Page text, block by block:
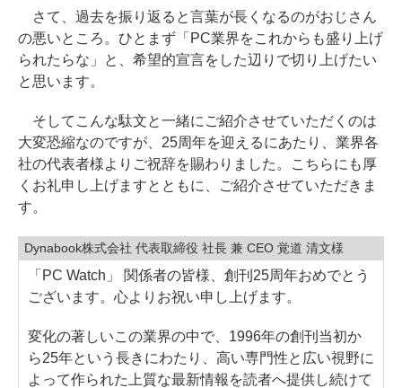
さて、過去を振り返ると言葉が長くなるのがおじさん
の悪いところ。ひとまず「PC業界をこれからも盛り上げ
られたらな」と、希望的宣言をした辺りで切り上げたい
と思います。
そしてこんな駄文と一緒にご紹介させていただくのは
大変恐縮なのですが、25周年を迎えるにあたり、業界各
社の代表者様よりご祝辞を賜わりました。こちらにも厚
くお礼申し上げますとともに、ご紹介させていただきま
す。
Dynabook株式会社 代表取締役 社⾧ 兼 CEO 覚道 清文様
「PC Watch」 関係者の皆様、創刊25周年おめでとう
ございます。心よりお祝い申し上げます。
変化の著しいこの業界の中で、1996年の創刊当初か
ら25年という長きにわたり、高い専門性と広い視野に
よって作られた上質な最新情報を読者へ提供し続けて